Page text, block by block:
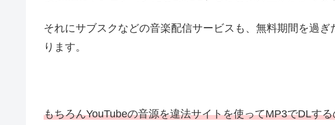
それにサブスクなどの音楽配信サービスも、無料期間を過
ります。
もちろんYouTubeの音源を違法サイトを使ってMP3でDLす